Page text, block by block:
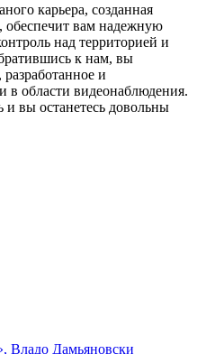
карьера, созданная
вам надежную
над территорией и
к нам, вы
и
в области видеонаблюдения.
и вы останетесь довольны
Владо Дамьяновски